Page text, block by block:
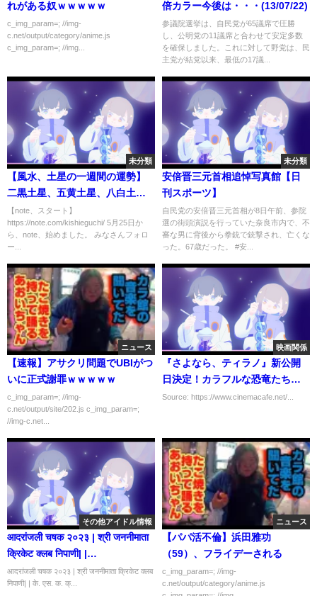
れがある奴ｗｗｗｗｗ
c_img_param=; //img-
c.net/output/category/anime.js
c_img_param=; //img...
倍カラー今後は・・・(13/07/22)
参議院選挙は、自民党が65議席で圧勝
し、公明党の11議席と合わせて安定多数
を確保しました。これに対して野党は、民
主党が結党以来、最低の17議...
未分類
【風水、土星の一週間の運勢】
二黒土星、五黄土星、八白土
星、2022年、6/6～6/12、最後に
★特典★
【note、スタート】
https://note.com/kishieguchi/ 5月25日か
ら、note、始めました。 みなさんフォロ
ー...
未分類
安倍晋三元首相追悼写真館【日
刊スポーツ】
自民党の安倍晋三元首相が8日午前、参院
選の街頭演説を行っていた奈良市内で、不
審な男に背後から拳銃で銃撃され、亡くな
った。67歳だった。 #安...
ニュース
【速報】アサクリ問題でUBIがつ
いに正式謝罪ｗｗｗｗｗ
c_img_param=; //img-
c.net/output/site/202.js c_img_param=;
//img-c.net...
映画関係
『さよなら、ティラノ』新公開
日決定！カラフルな恐竜たちが
じゃれあうメインビジュアル完
Source: https://www.cinemacafe.net/...
その他アイドル情報
आदरांजली चषक २०२३ | श्री जननीमाता
क्रिकेट क्लब निपाणी| |
AADARANJALI TROPHY 2023 |
SH. JANANIMATA
आदरांजली चषक २०२३ | श्री जननीमाता क्रिकेट क्लब
निपाणी| | के. एस. क. क्...
ニュース
【パパ活不倫】浜田雅功
（59）、フライデーされる
c_img_param=; //img-
c.net/output/category/anime.js